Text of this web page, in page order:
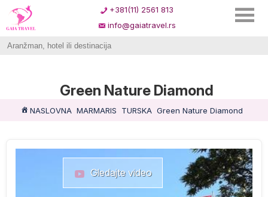
+381(11) 2561 813
info@gaiatravel.rs
Green Nature Diamond
NASLOVNA MARMARIS TURSKA Green Nature Diamond
Gledajte video